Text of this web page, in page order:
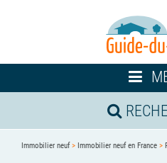
Immobilier neuf> Immobilier neuf en France >